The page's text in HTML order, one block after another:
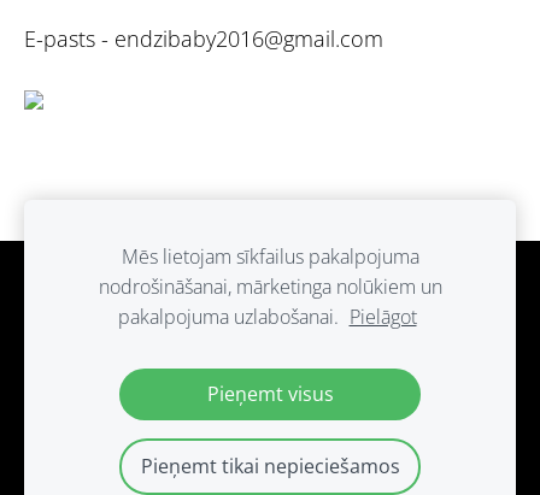
E-pasts - endzibaby2016@gmail.com
Sīkdatnes
Paldies ka atbalsti ražots Latvijā.
Mēs lietojam sīkfailus pakalpojuma
nodrošināšanai, mārketinga nolūkiem un
pakalpojuma uzlabošanai. Pielāgot
Pieņemt visus
Pieņemt tikai nepieciešamos